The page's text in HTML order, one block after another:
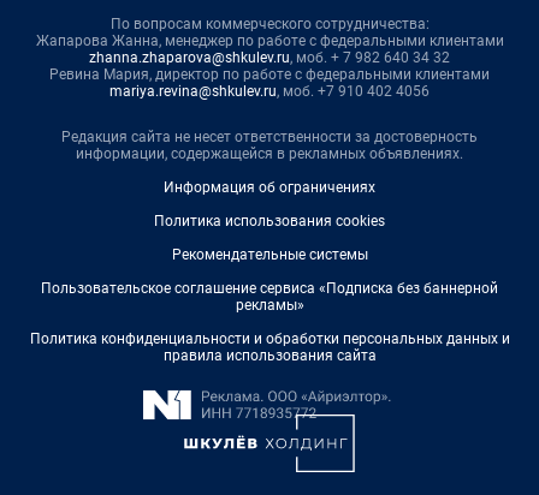
По вопросам коммерческого сотрудничества:
Жапарова Жанна, менеджер по работе с федеральными клиентами
zhanna.zhaparova@shkulev.ru, моб. + 7 982 640 34 32
Ревина Мария, директор по работе с федеральными клиентами
mariya.revina@shkulev.ru, моб. +7 910 402 4056
Редакция сайта не несет ответственности за достоверность
информации, содержащейся в рекламных объявлениях.
Информация об ограничениях
Политика использования cookies
Рекомендательные системы
Пользовательское соглашение сервиса «Подписка без баннерной
рекламы»
Политика конфиденциальности и обработки персональных данных и
правила использования сайта